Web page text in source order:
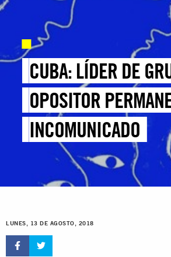
CUBA: LÍDER DE
OPOSITOR
INCOMUNICADO
LUNES, 13 DE AGOSTO, 2018